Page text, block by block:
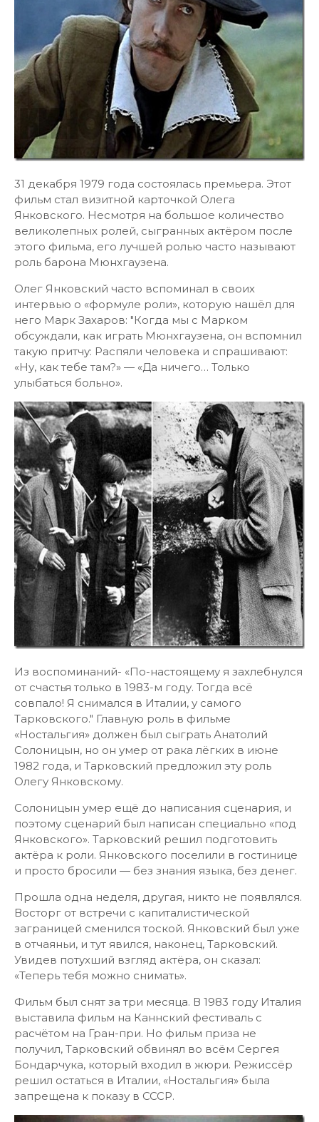
Горин не присутствовал во время озвучения в
тон-студии финальной сцены, где барон
Мюнхгаузен говорит фразу, ставшую
впоследствии знаменитой: «Умное лицо — это
ещё не признак ума, господа». В сценарии фраза
звучала так: «Серьёзное лицо — это ещё не
признак ума, господа», но Олег Янковский
оговорился, и так эта фраза, к неудовольствию
Горина, стала крылатой.
31 декабря 1979 года состоялась премьера. Этот
фильм стал визитной карточкой Олега
Янковского. Несмотря на большое количество
великолепных ролей, сыгранных актёром после
этого фильма, его лучшей ролью часто называют
роль барона Мюнхгаузена.
Олег Янковский часто вспоминал в своих
интервью о «формуле роли», которую нашёл для
него Марк Захаров: "Когда мы с Марком
обсуждали, как играть Мюнхгаузена, он вспомнил
такую притчу: Распяли человека и спрашивают:
«Ну, как тебе там?» — «Да ничего… Только
Из воспоминаний- «По-настоящему я захлебнулся
от счастья только в 1983-м году. Тогда всё
совпало! Я снимался в Италии, у самого
«Ностальгия» должен был сыграть Анатолий
Солоницын, но он умер от рака лёгких в июне
1982 года, и Тарковский предложил эту роль
Олегу Янковскому.
Солоницын умер ещё до написания сценария, и
поэтому сценарий был написан специально «под
Янковского». Тарковский решил подготовить